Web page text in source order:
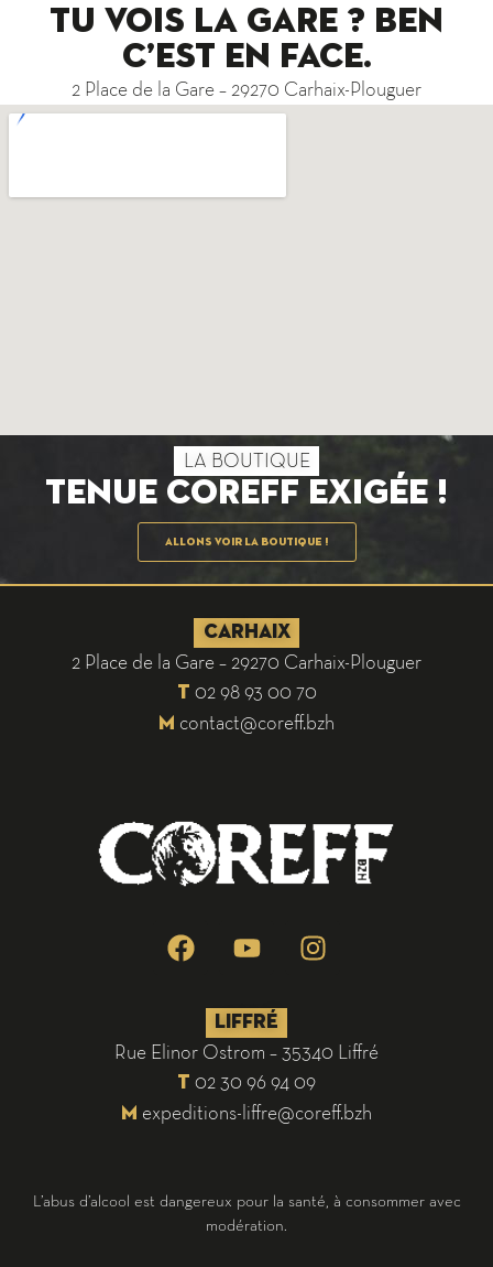
Tu vois la gare ? ben
c’est en face.
2 Place de la Gare – 29270 Carhaix-Plouguer
LA BOUTIQUE
Tenue Coreff exigée !
Allons voir la boutique !
CARHAIX
2 Place de la Gare – 29270 Carhaix-Plouguer
T 02 98 93 00 70
M contact@coreff.bzh
LIFFRÉ
Rue Elinor Ostrom – 35340 Liffré
T 02 30 96 94 09
M expeditions-liffre@coreff.bzh
L’abus d’alcool est dangereux pour la santé, à consommer avec
modération.